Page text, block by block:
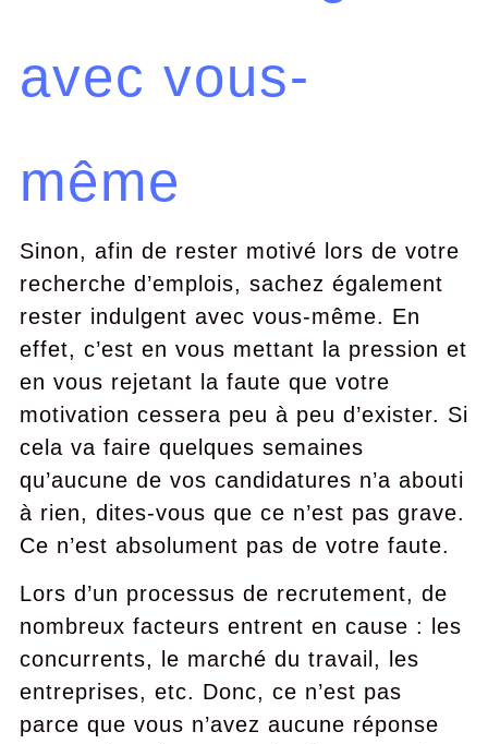
avec vous-
même
Sinon, afin de rester motivé lors de votre
recherche d’emplois, sachez également
rester indulgent avec vous-même. En
effet, c’est en vous mettant la pression et
en vous rejetant la faute que votre
motivation cessera peu à peu d’exister. Si
cela va faire quelques semaines
qu’aucune de vos candidatures n’a abouti
à rien, dites-vous que ce n’est pas grave.
Ce n’est absolument pas de votre faute.
Lors d’un processus de recrutement, de
nombreux facteurs entrent en cause : les
concurrents, le marché du travail, les
entreprises, etc. Donc, ce n’est pas
parce que vous n’avez aucune réponse